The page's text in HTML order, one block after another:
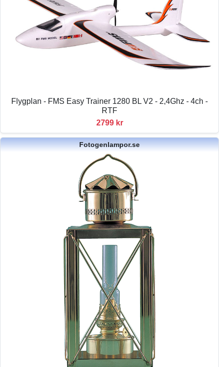
Flygplan - FMS Easy Trainer 1280 BL V2 - 2,4Ghz - 4ch -
RTF
2799 kr
Fotogenlampor.se